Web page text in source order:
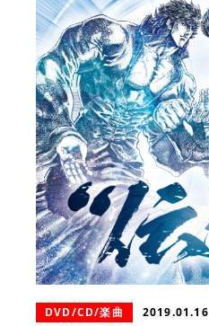
DVD/CD/楽曲 2019.01.16